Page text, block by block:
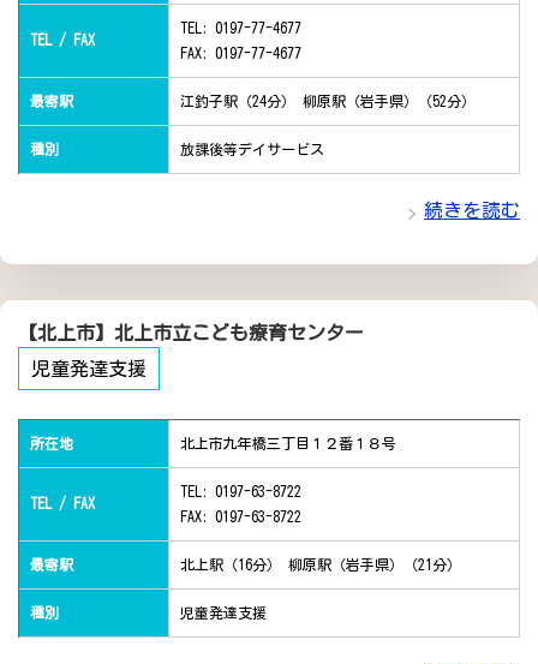
TEL / FAX
TEL: 0197-77-4677
FAX: 0197-77-4677
最寄駅 江釣子駅（24分） 柳原駅（岩手県）（52分）
種別 放課後等デイサービス
続きを読む
【北上市】北上市立こども療育センター
児童発達支援
所在地 北上市九年橋三丁目１２番１８号
TEL / FAX
TEL: 0197-63-8722
FAX: 0197-63-8722
最寄駅 北上駅（16分） 柳原駅（岩手県）（21分）
種別 児童発達支援